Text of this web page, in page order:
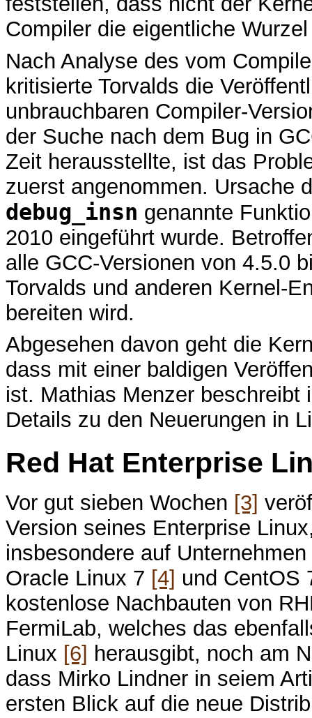
Compiler die eigentliche
Nach Analyse des vom
kritisierte Torvalds die
unbrauchbaren Compiler-
der Suche nach dem Bug in
Zeit herausstellte, ist das
zuerst angenommen. Ursache
debug_insn genannte
2010 eingeführt wurde.
alle GCC-Versionen von 4.5.0
Torvalds und anderen Kernel-
bereiten wird.
Abgesehen davon geht die
dass mit einer baldigen
ist. Mathias Menzer
Details zu den Neuerungen in
Red Hat Enterprise
Vor gut sieben Wochen [3]
Version seines Enterprise
insbesondere auf
Oracle Linux 7 [4] und CentOS
kostenlose Nachbauten von
FermiLab, welches das
Linux [6] herausgibt, noch am
dass Mirko Lindner in seiem
ersten Blick auf die neue